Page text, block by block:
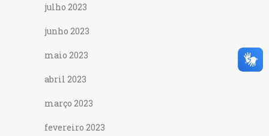
julho 2023
junho 2023
maio 2023
abril 2023
março 2023
fevereiro 2023